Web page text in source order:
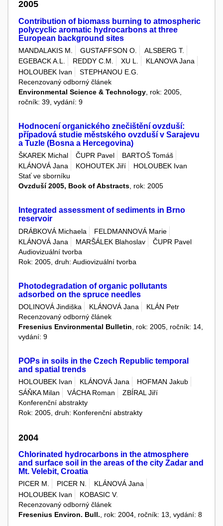
2005
Contribution of biomass burning to atmospheric
polycyclic aromatic hydrocarbons at three
European background sites
MANDALAKIS M. GUSTAFFSON O.
ALSBERG T.
EGEBACK A.L.
REDDY C.M. XU L.
KLANOVA Jana
HOLOUBEK Ivan
STEPHANOU E.G.
Recenzovaný odborný článek
Environmental Science & Technology , rok: 2005,
ročník: 39, vydání: 9
Hodnocení organického znečištění ovzduší:
případová studie městského ovzduší v Sarajevu
a Tuzle (Bosna a Hercegovina)
ŠKAREK Michal ČUPR Pavel
BARTOŠ Tomáš
KLÁNOVÁ Jana
KOHOUTEK Jiří
HOLOUBEK Ivan
Stať ve sborníku
Ovzduší 2005, Book of Abstracts, rok: 2005
Integrated assessment of sediments in Brno
reservoir
DRÁBKOVÁ Michaela
FELDMANNOVÁ Marie
KLÁNOVÁ Jana
MARŠÁLEK Blahoslav
ČUPR Pavel
Audiovizuální tvorba
Rok: 2005, druh: Audiovizuální tvorba
Photodegradation of organic pollutants
adsorbed on the spruce needles
DOLINOVÁ Jindiška KLÁNOVÁ Jana
KLÁN Petr
Recenzovaný odborný článek
Fresenius Environmental Bulletin , rok: 2005, ročník: 14,
vydání: 9
POPs in soils in the Czech Republic temporal
and spatial trends
HOLOUBEK Ivan KLÁNOVÁ Jana
HOFMAN Jakub
SÁŇKA Milan
VÁCHA Roman
ZBÍRAL Jiří
Konferenční abstrakty
Rok: 2005, druh: Konferenční abstrakty
2004
Chlorinated hydrocarbons in the atmosphere
and surface soil in the areas of the city Zadar and
Mt. Velebit, Croatia
PICER M. PICER N.
KLÁNOVÁ Jana
HOLOUBEK Ivan
KOBASIC V.
Recenzovaný odborný článek
Fresenius Environ. Bull. , rok: 2004, ročník: 13, vydání: 8